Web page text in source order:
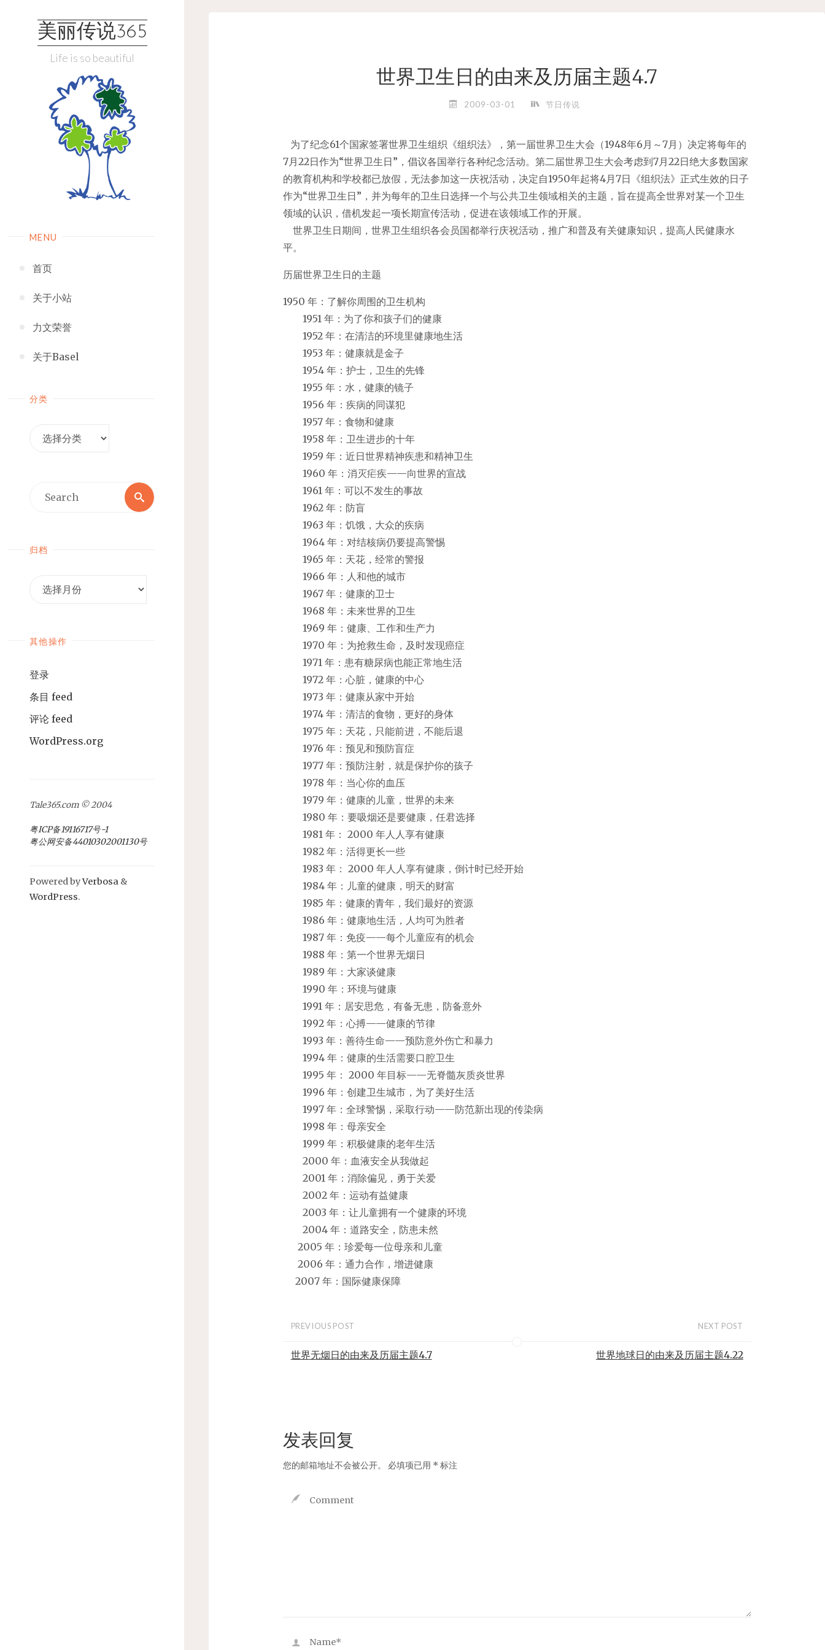
美丽传说365
Life is so beautiful
MENU
首页
关于小站
力文荣誉
关于Basel
分类
Search
Search
归档
其他操作
登录
条目 feed
评论 feed
WordPress.org
Tale365.com © 2004
粤ICP备19116717号-1
粤公网安备44010302001130号
Powered byVerbosa &
WordPress.
世界卫生日的由来及历届主题4.7
2009-03-01 节日传说
为了纪念61个国家签署世界卫生组织《组织法》，第一届世界卫生大会（1948年6月～7月）决定将每年的
7月22日作为“世界卫生日”，倡议各国举行各种纪念活动。第二届世界卫生大会考虑到7月22日绝大多数国家
的教育机构和学校都已放假，无法参加这一庆祝活动，决定自1950年起将4月7日《组织法》正式生效的日子
作为“世界卫生日”，并为每年的卫生日选择一个与公共卫生领域相关的主题，旨在提高全世界对某一个卫生
领域的认识，借机发起一项长期宣传活动，促进在该领域工作的开展。
世界卫生日期间，世界卫生组织各会员国都举行庆祝活动，推广和普及有关健康知识，提高人民健康水
平。
历届世界卫生日的主题
1950 年：了解你周围的卫生机构
1951 年：为了你和孩子们的健康
1952 年：在清洁的环境里健康地生活
1953 年：健康就是金子
1954 年：护士，卫生的先锋
1955 年：水，健康的镜子
1956 年：疾病的同谋犯
1957 年：食物和健康
1958 年：卫生进步的十年
1959 年：近日世界精神疾患和精神卫生
1960 年：消灭疟疾——向世界的宣战
1961 年：可以不发生的事故
1962 年：防盲
1963 年：饥饿，大众的疾病
1964 年：对结核病仍要提高警惕
1965 年：天花，经常的警报
1966 年：人和他的城市
1967 年：健康的卫士
1968 年：未来世界的卫生
1969 年：健康、工作和生产力
1970 年：为抢救生命，及时发现癌症
1971 年：患有糖尿病也能正常地生活
1972 年：心脏，健康的中心
1973 年：健康从家中开始
1974 年：清洁的食物，更好的身体
1975 年：天花，只能前进，不能后退
1976 年：预见和预防盲症
1977 年：预防注射，就是保护你的孩子
1978 年：当心你的血压
1979 年：健康的儿童，世界的未来
1980 年：要吸烟还是要健康，任君选择
1981 年： 2000 年人人享有健康
1982 年：活得更长一些
1983 年： 2000 年人人享有健康，倒计时已经开始
1984 年：儿童的健康，明天的财富
1985 年：健康的青年，我们最好的资源
1986 年：健康地生活，人均可为胜者
1987 年：免疫——每个儿童应有的机会
1988 年：第一个世界无烟日
1989 年：大家谈健康
1990 年：环境与健康
1991 年：居安思危，有备无患，防备意外
1992 年：心搏——健康的节律
1993 年：善待生命——预防意外伤亡和暴力
1994 年：健康的生活需要口腔卫生
1995 年： 2000 年目标——无脊髓灰质炎世界
1996 年：创建卫生城市，为了美好生活
1997 年：全球警惕，采取行动——防范新出现的传染病
1998 年：母亲安全
1999 年：积极健康的老年生活
2000 年：血液安全从我做起
2001 年：消除偏见，勇于关爱
2002 年：运动有益健康
2003 年：让儿童拥有一个健康的环境
2004 年：道路安全，防患未然
2005 年：珍爱每一位母亲和儿童
2006 年：通力合作，增进健康
2007 年：国际健康保障
PREVIOUS POST
世界无烟日的由来及历届主题4.7
NEXT POST
世界地球日的由来及历届主题4.22
发表回复
您的邮箱地址不会被公开。 必填项已用 * 标注